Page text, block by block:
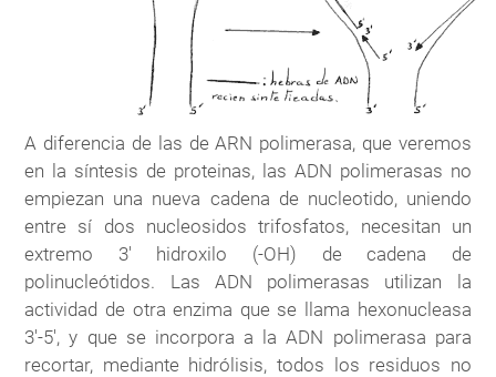
A diferencia de las de ARN polimerasa, que veremos
en la síntesis de proteinas, las ADN polimerasas no
empiezan una nueva cadena de nucleotido, uniendo
entre sí dos nucleosidos trifosfatos, necesitan un
extremo 3' hidroxilo (-OH) de cadena de
polinucleótidos. Las ADN polimerasas utilizan la
actividad de otra enzima que se llama hexonucleasa
3'-5', y que se incorpora a la ADN polimerasa para
recortar, mediante hidrólisis, todos los residuos no